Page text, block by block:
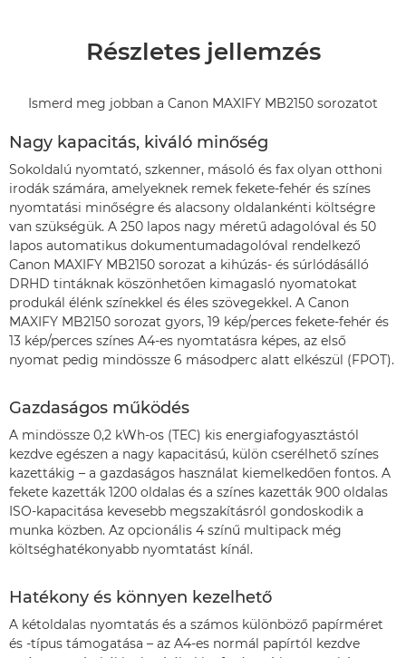
Részletes jellemzés
Ismerd meg jobban a Canon MAXIFY MB2150 sorozatot
Nagy kapacitás, kiváló minőség
Sokoldalú nyomtató, szkenner, másoló és fax olyan otthoni
irodák számára, amelyeknek remek fekete-fehér és színes
nyomtatási minőségre és alacsony oldalankénti költségre
van szükségük. A 250 lapos nagy méretű adagolóval és 50
lapos automatikus dokumentumadagolóval rendelkező
Canon MAXIFY MB2150 sorozat a kihúzás- és súrlódásálló
DRHD tintáknak köszönhetően kimagasló nyomatokat
produkál élénk színekkel és éles szövegekkel. A Canon
MAXIFY MB2150 sorozat gyors, 19 kép/perces fekete-fehér és
13 kép/perces színes A4-es nyomtatásra képes, az első
nyomat pedig mindössze 6 másodperc alatt elkészül (FPOT).
Gazdaságos működés
A mindössze 0,2 kWh-os (TEC) kis energiafogyasztástól
kezdve egészen a nagy kapacitású, külön cserélhető színes
kazettákig – a gazdaságos használat kiemelkedően fontos. A
fekete kazetták 1200 oldalas és a színes kazetták 900 oldalas
ISO-kapacitása kevesebb megszakításról gondoskodik a
munka közben. Az opcionális 4 színű multipack még
költséghatékonyabb nyomtatást kínál.
Hatékony és könnyen kezelhető
A kétoldalas nyomtatás és a számos különböző papírméret
és -típus támogatása – az A4-es normál papírtól kezdve